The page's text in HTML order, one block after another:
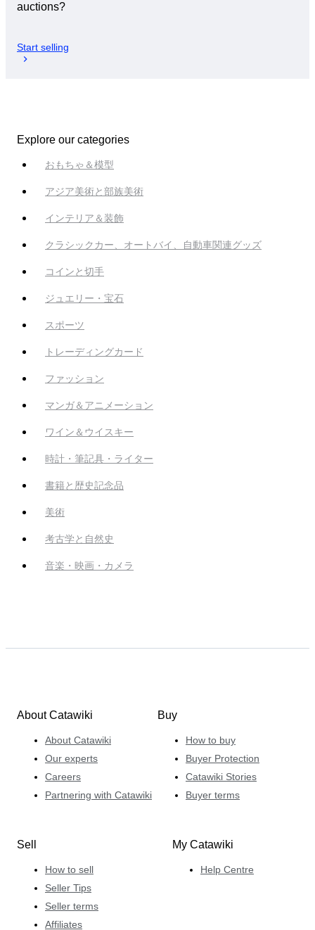
auctions?
Start selling
Explore our categories
おもちゃ＆模型
アジア美術と部族美術
インテリア＆装飾
クラシックカー、オートバイ、自動車関連グッズ
コインと切手
ジュエリー・宝石
スポーツ
トレーディングカード
ファッション
マンガ＆アニメーション
ワイン＆ウイスキー
時計・筆記具・ライター
書籍と歴史記念品
美術
考古学と自然史
音楽・映画・カメラ
About Catawiki
About Catawiki
Our experts
Careers
Partnering with Catawiki
Buy
How to buy
Buyer Protection
Catawiki Stories
Buyer terms
Sell
How to sell
Seller Tips
Seller terms
Affiliates
My Catawiki
Help Centre